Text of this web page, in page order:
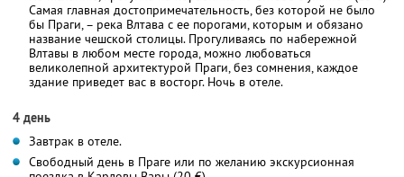
Самая главная достопримечательность, без которой не было
бы Праги, – река Влтава с ее порогами, которым и обязано
название чешской столицы. Прогуливаясь по набережной
Влтавы в любом месте города, можно любоваться
великолепной архитектурой Праги, без сомнения, каждое
здание приведет вас в восторг. Ночь в отеле.
4 день
Завтрак в отеле.
Свободный день в Праге или по желанию экскурсионная